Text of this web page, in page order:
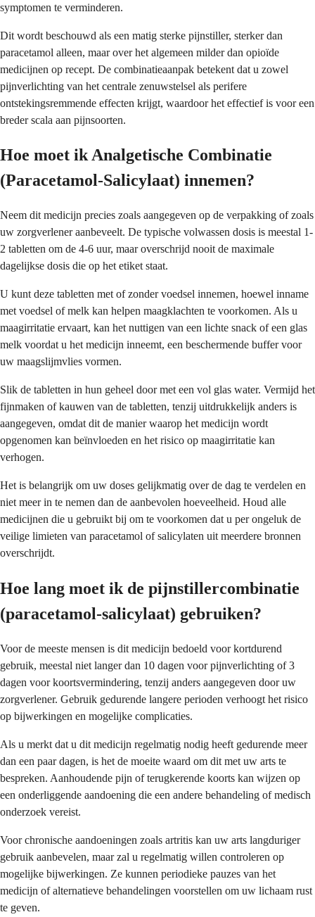
symptomen te verminderen.
Dit wordt beschouwd als een matig sterke pijnstiller, sterker dan
paracetamol alleen, maar over het algemeen milder dan opioïde
medicijnen op recept. De combinatieaanpak betekent dat u zowel
pijnverlichting van het centrale zenuwstelsel als perifere
ontstekingsremmende effecten krijgt, waardoor het effectief is voor een
breder scala aan pijnsoorten.
Hoe moet ik Analgetische Combinatie
(Paracetamol-Salicylaat) innemen?
Neem dit medicijn precies zoals aangegeven op de verpakking of zoals
uw zorgverlener aanbeveelt. De typische volwassen dosis is meestal 1-
2 tabletten om de 4-6 uur, maar overschrijd nooit de maximale
dagelijkse dosis die op het etiket staat.
U kunt deze tabletten met of zonder voedsel innemen, hoewel inname
met voedsel of melk kan helpen maagklachten te voorkomen. Als u
maagirritatie ervaart, kan het nuttigen van een lichte snack of een glas
melk voordat u het medicijn inneemt, een beschermende buffer voor
uw maagslijmvlies vormen.
Slik de tabletten in hun geheel door met een vol glas water. Vermijd het
fijnmaken of kauwen van de tabletten, tenzij uitdrukkelijk anders is
aangegeven, omdat dit de manier waarop het medicijn wordt
opgenomen kan beïnvloeden en het risico op maagirritatie kan
verhogen.
Het is belangrijk om uw doses gelijkmatig over de dag te verdelen en
niet meer in te nemen dan de aanbevolen hoeveelheid. Houd alle
medicijnen die u gebruikt bij om te voorkomen dat u per ongeluk de
veilige limieten van paracetamol of salicylaten uit meerdere bronnen
overschrijdt.
Hoe lang moet ik de pijnstillercombinatie
(paracetamol-salicylaat) gebruiken?
Voor de meeste mensen is dit medicijn bedoeld voor kortdurend
gebruik, meestal niet langer dan 10 dagen voor pijnverlichting of 3
dagen voor koortsvermindering, tenzij anders aangegeven door uw
zorgverlener. Gebruik gedurende langere perioden verhoogt het risico
op bijwerkingen en mogelijke complicaties.
Als u merkt dat u dit medicijn regelmatig nodig heeft gedurende meer
dan een paar dagen, is het de moeite waard om dit met uw arts te
bespreken. Aanhoudende pijn of terugkerende koorts kan wijzen op
een onderliggende aandoening die een andere behandeling of medisch
onderzoek vereist.
Voor chronische aandoeningen zoals artritis kan uw arts langduriger
gebruik aanbevelen, maar zal u regelmatig willen controleren op
mogelijke bijwerkingen. Ze kunnen periodieke pauzes van het
medicijn of alternatieve behandelingen voorstellen om uw lichaam rust
te geven.